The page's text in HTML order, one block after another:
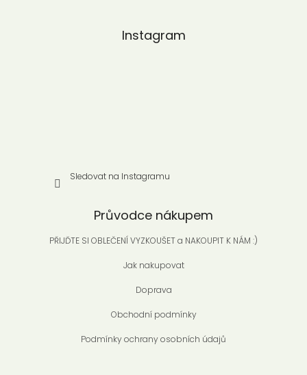
Instagram
Sledovat na Instagramu
Průvodce nákupem
PŘIJĎTE SI OBLEČENÍ VYZKOUŠET a NAKOUPIT K NÁM :)
Jak nakupovat
Doprava
Obchodní podmínky
Podmínky ochrany osobních údajů